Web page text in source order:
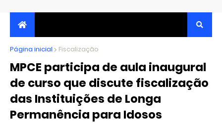
JORNALISMO INDEPENDENTE, TRANSPARENTE E
CRÍTICO
Página inicial Fiscalização
MPCE participa de aula inaugural
de curso que discute fiscalização
das Instituições de Longa
Permanência para Idosos